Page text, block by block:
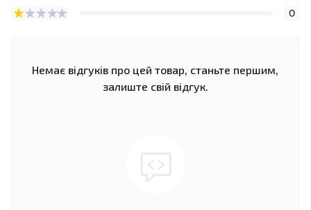
0
Немає відгуків про цей товар, станьте першим,
залиште свій відгук.